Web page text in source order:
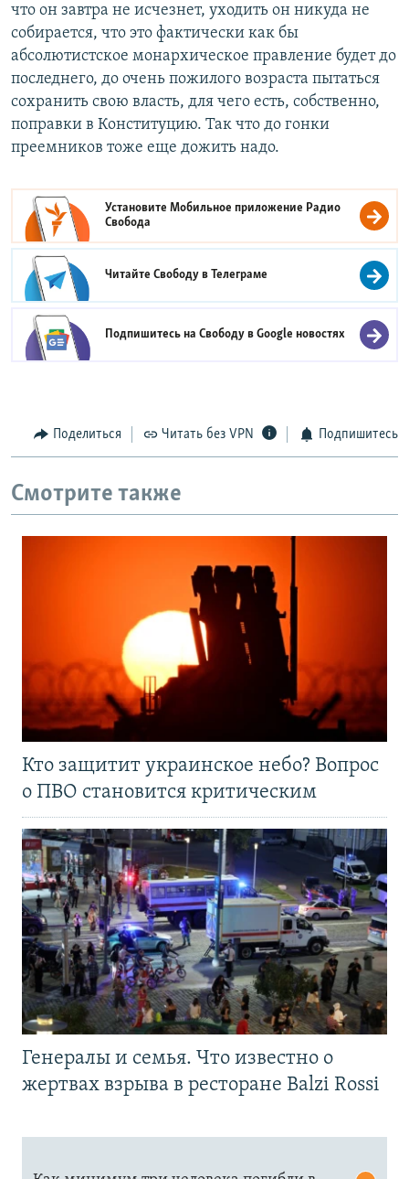
что он завтра не исчезнет, уходить он никуда не
собирается, что это фактически как бы
абсолютистское монархическое правление будет до
последнего, до очень пожилого возраста пытаться
сохранить свою власть, для чего есть, собственно,
поправки в Конституцию. Так что до гонки
преемников тоже еще дожить надо.
Установите Мобильное приложение Радио
Свобода
Читайте Свободу вТелеграме
Подпишитесь на Свободу вGoogle новостях
Поделиться Читать без VPN Подпишитесь
Смотрите также
Кто защитит украинское небо? Вопрос
о ПВО становится критическим
Генералы и семья. Что известно о
жертвах взрыва в ресторане Balzi Rossi